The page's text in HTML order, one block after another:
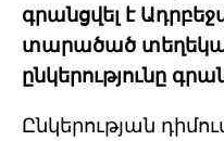
գրանցվել է
տարածած
ընկերությունը
Ընկերության